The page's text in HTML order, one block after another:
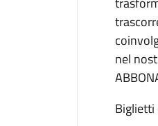
nel
Biglietti